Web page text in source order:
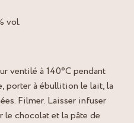
vol.
ventilé à 140°C pendant
porter à ébullition le lait, la
Filmer. Laisser infuser
le chocolat et la pâte de